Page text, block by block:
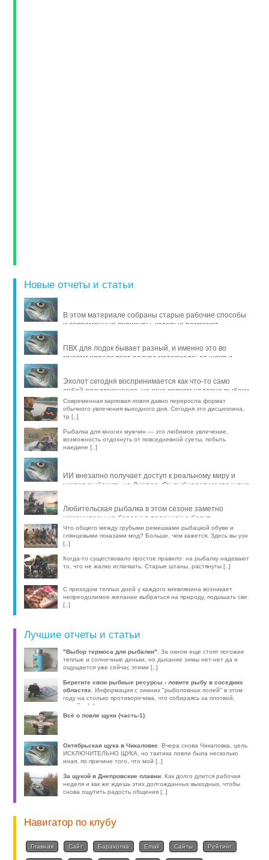
Новые отчеты и статьи
В этом материале собраны старые рабочие способы
и современные варианты, которые помогают
ПВХ для лодок бывает разный, и именно это во
многом определяет ресурс материала: от швов и
Эхолот сегодня воспринимается как что-то само
собой разумеющееся, но еще совсем недавно рыбаки
обходились б [..]
Современная карповая ловля давно переросла формат
обычного увлечения выходного дня. Сегодня это дисциплина,
тр [..]
Рыбалка для многих мужчин — это любимое увлечение,
возможность отдохнуть от повседневной суеты, побыть
наедине [..]
ИИ внезапно получает доступ к реальному миру и
учится рыбачить на Днепре. Он выбирает место и вид
Любительская рыбалка в этом сезоне заметно
изменилась: на берег и в лодку чаще берут
компактные эхолоты, об [..]
Что общего между грубыми ремешками рыбацкой обуви и
глянцевыми показами мод? Больше, чем кажется. Здесь вы узн
[..]
Когда-то существовало простое правило: на рыбалку надевают
то, что не жалко испачкать. Старые штаны, растянуты [..]
С приходом теплых дней у каждого киевлянина возникает
непреодолимое желание выбраться на природу, подышать све
[..]
Лучшие отчеты и статьи
"Выбор термоса для рыбалки". За окном еще стоят погожие
теплые и солнечные деньки, но дыхание зимы нет-нет да и
ощущается уже сейчас этими [..]
Берегите свои рыбные ресурсы - ловите рыбу в соседних
областях
. Информация с зимних "рыболовных полей" в этом
году на столько противоречива, что собираясь за плотвой,
волей-н [..]
Всё о ловле щуки (часть-1)
Октябрьская щука в Чикаловке. Вчера снова Чикаловка, цель
ИСКЛЮЧИТЕЛЬНО ЩУКА, но тактика ловли была несколько
иная, по причине того, что мой [..]
За щукой в Днепровские плавни . Как долго длится рабочая
неделя и как же ждешь этих долгожданных выходных, чтобы
снова ощутить радость общения [..]
Навигатор по клубу
Главная Сайт Барахолка Email Сайты Рейтинг